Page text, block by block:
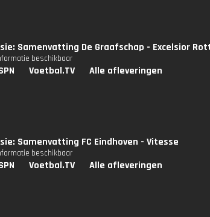
Samenvatting De Graafschap - Excelsior
beschikbaar
Voetbal.TV Alle afleveringen
Samenvatting FC Eindhoven - Vitesse
beschikbaar
Voetbal.TV Alle afleveringen